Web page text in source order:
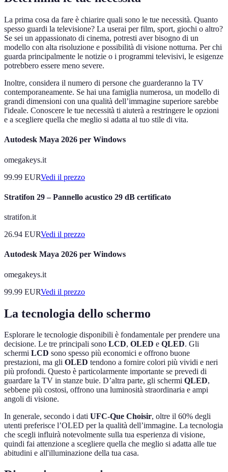
La prima cosa da fare è chiarire quali sono le tue necessità. Quanto
spesso guardi la televisione? La userai per film, sport, giochi o altro?
Se sei un appassionato di cinema, potresti aver bisogno di un
modello con alta risoluzione e possibilità di visione notturna. Per chi
guarda principalmente le notizie o i programmi televisivi, le esigenze
potrebbero essere meno severe.
Inoltre, considera il numero di persone che guarderanno la TV
contemporaneamente. Se hai una famiglia numerosa, un modello di
grandi dimensioni con una qualità dell’immagine superiore sarebbe
l'ideale. Conoscere le tue necessità ti aiuterà a restringere le opzioni
e a scegliere quella che meglio si adatta al tuo stile di vita.
Autodesk Maya 2026 per Windows
omegakeys.it
99.99 EURVedi il prezzo
Stratifon 29 – Pannello acustico 29 dB certificato
stratifon.it
26.94 EURVedi il prezzo
Autodesk Maya 2026 per Windows
omegakeys.it
99.99 EURVedi il prezzo
La tecnologia dello schermo
Esplorare le tecnologie disponibili è fondamentale per prendere una
decisione. Le tre principali sono LCD, OLED e QLED. Gli
schermi LCD sono spesso più economici e offrono buone
prestazioni, ma gli OLED tendono a fornire colori più vividi e neri
più profondi. Questo è particolarmente importante se prevedi di
guardare la TV in stanze buie. D’altra parte, gli schermi QLED,
sebbene più costosi, offrono una luminosità straordinaria e ampi
angoli di visione.
In generale, secondo i dati UFC-Que Choisir, oltre il 60% degli
utenti preferisce l’OLED per la qualità dell’immagine. La tecnologia
che scegli influirà notevolmente sulla tua esperienza di visione,
quindi fai attenzione a scegliere quella che meglio si adatta alle tue
abitudini e all'illuminazione della tua casa.